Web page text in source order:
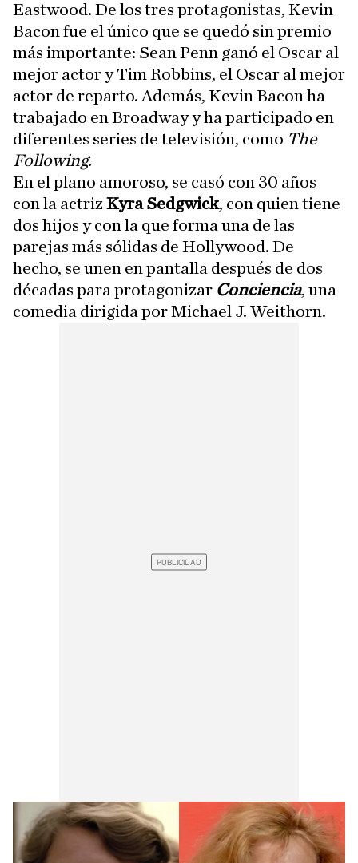
Eastwood. De los tres protagonistas, Kevin
Bacon fue el único que se quedó sin premio
más importante: Sean Penn ganó el Oscar al
mejor actor y Tim Robbins, el Oscar al mejor
actor de reparto. Además, Kevin Bacon ha
trabajado en Broadway y ha participado en
diferentes series de televisión, como The
Following.
En el plano amoroso, se casó con 30 años
con la actrizKyra Sedgwick, con quien tiene
dos hijos y con la que forma una de las
parejas más sólidas de Hollywood. De
hecho, se unen en pantalla después de dos
décadas para protagonizar Conciencia, una
comedia dirigida por Michael J. Weithorn.